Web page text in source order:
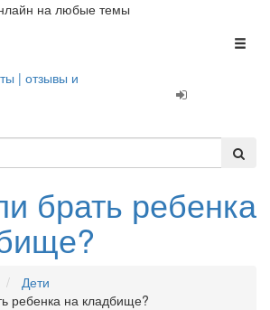
на любые темы
брать ребенка
Дети
ребенка на кладбище?